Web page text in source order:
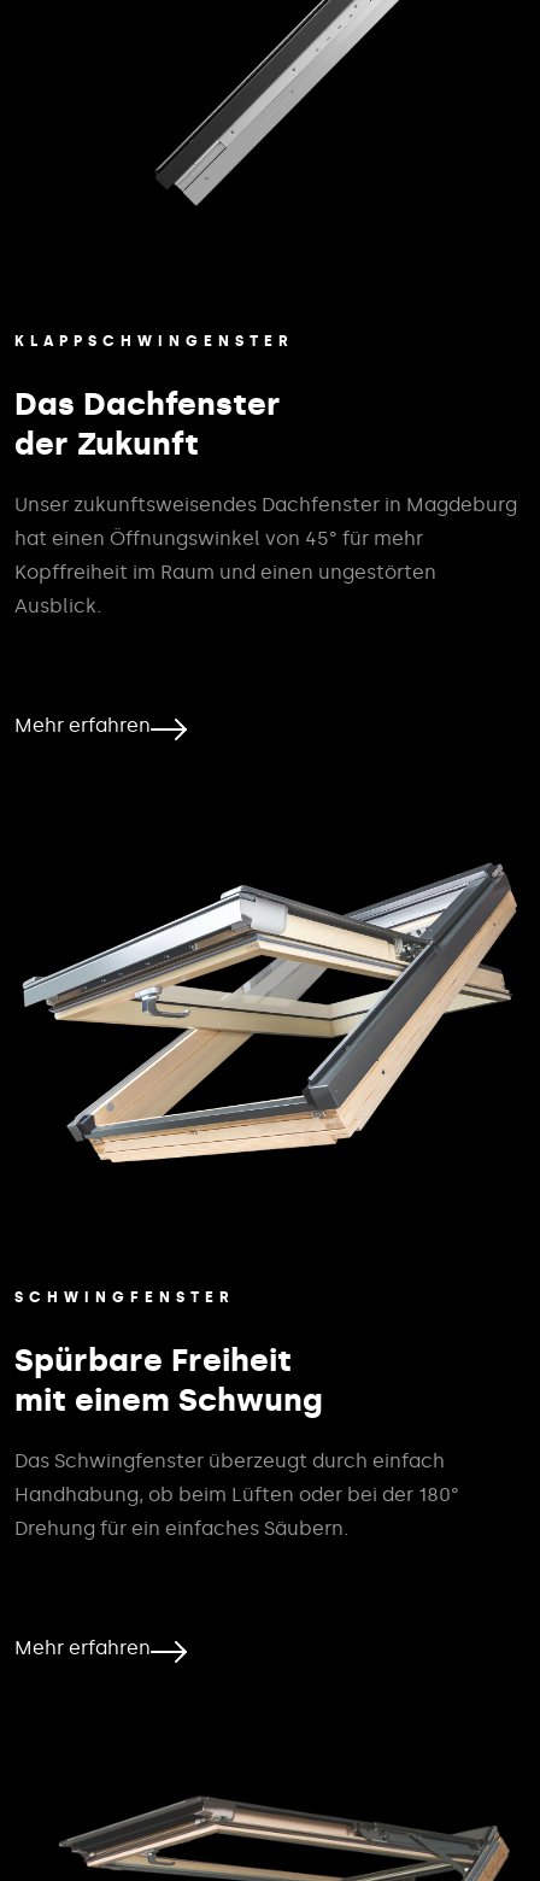
KLAPPSCHWINGENSTER
Das Dachfenster
der Zukunft
Unser zukunftsweisendes Dachfenster in Magdeburg
hat einen Öffnungswinkel von 45° für mehr
Kopffreiheit im Raum und einen ungestörten
Ausblick.
Mehr erfahren
SCHWINGFENSTER
Spürbare Freiheit
mit einem Schwung
Das Schwingfenster überzeugt durch einfach
Handhabung, ob beim Lüften oder bei der 180°
Drehung für ein einfaches Säubern.
Mehr erfahren